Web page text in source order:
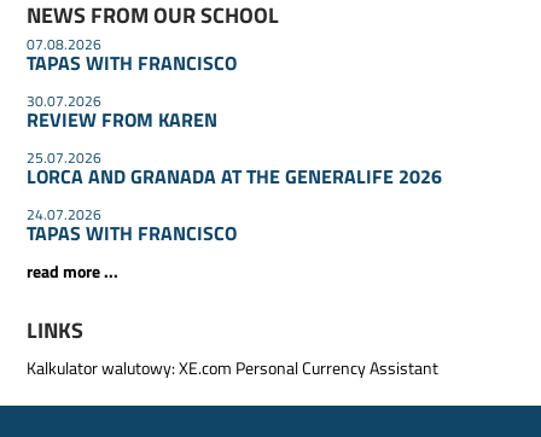
NEWS FROM OUR SCHOOL
07.08.2026
TAPAS WITH FRANCISCO
30.07.2026
REVIEW FROM KAREN
25.07.2026
LORCA AND GRANADA AT THE GENERALIFE 2026
24.07.2026
TAPAS WITH FRANCISCO
read more ...
LINKS
Kalkulator walutowy:XE.com Personal Currency Assistant